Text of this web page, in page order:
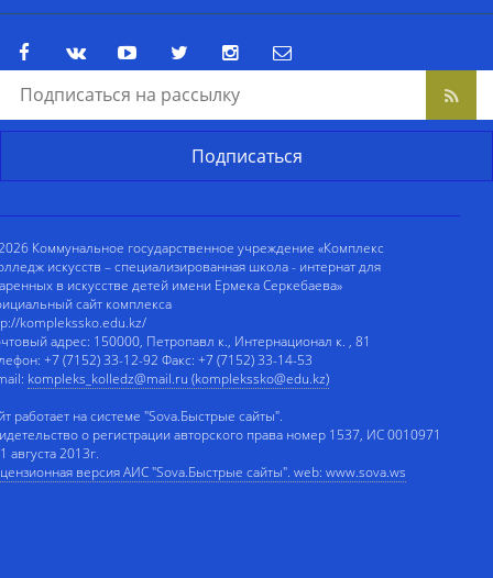
Коммунальное государственное учреждение «Комплекс
искусств – специализированная школа - интернат для
в искусстве детей имени Ермека Серкебаева»
сайт комплекса
komplekssko.edu.kz/
адрес: 150000, Петропавл к., Интернационал к. , 81
+7 (7152) 33-12-92 Факс: +7 (7152) 33-14-53
kompleks_kolledz@mail.ru (komplekssko@edu.kz)
работает на системе "Sova.Быстрые сайты".
о регистрации авторского права номер 1537, ИС 0010971
августа 2013г.
версия АИС "Sova.Быстрые сайты". web: www.sova.ws